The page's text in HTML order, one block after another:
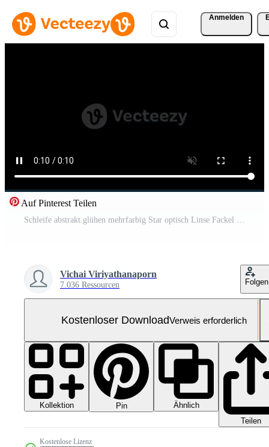
Anmelden
Auf Pinterest Teilen
Schleife abstrakt glühen mehrfarbig Star optisch Linse Fackel Licht Kostenloses Video
Vichai Viriyathanaporn
7.036 Ressourcen Folgen
Kostenloser DownloadVerweis erforderlich
Kollektion Pin
Ähnlich
Teilen
Kostenlose Lizenz